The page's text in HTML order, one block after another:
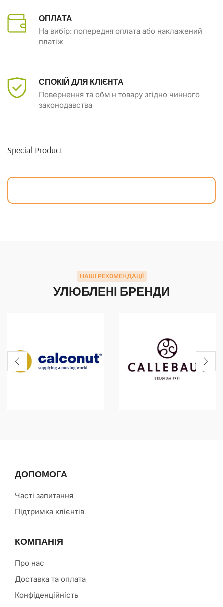
ОПЛАТА
На вибір: попередня оплата або наклажений
платіж
СПОКІЙ ДЛЯ КЛІЄНТА
Повернення та обмін товару згідно чинного
законодавства
Special Product
НАШІ РЕКОМЕНДАЦІЇ
УЛЮБЛЕНІ БРЕНДИ
ДОПОМОГА
Часті запитання
Підтримка клієнтів
КОМПАНІЯ
Про нас
Доставка та оплата
Конфіденційність